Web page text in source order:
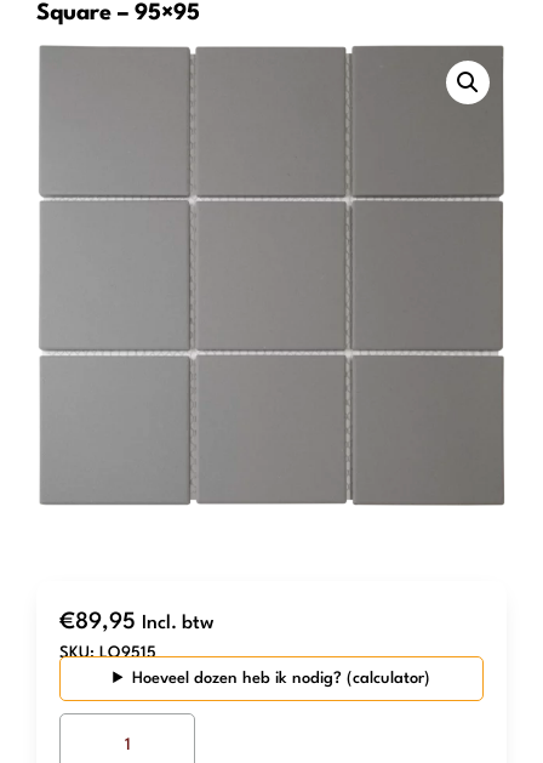
Square – 95×95
€89,95 Incl. btw
SKU: LO9515
Hoeveel dozen heb ik nodig?